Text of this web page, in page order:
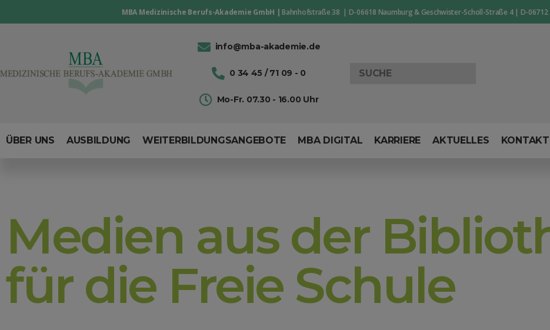
MBA Medizinische Berufs-Akademie GmbH |Bahnhofstraße 38 | D-06618 Naumburg & Geschwister-Scholl-Straße 4 | D-06712
info@mba-akademie.de
0 34 45 / 71 09 - 0
Mo-Fr. 07.30 - 16.00 Uhr
Search
for:
ÜBER UNS AUSBILDUNG WEITERBILDUNGSANGEBOTE MBA DIGITAL KARRIERE AKTUELLES KONTAKT
Medien aus der
für die Freie Schule